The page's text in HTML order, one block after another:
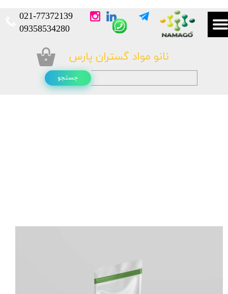
نانو مواد گستران پارس
021-77372139​​​​​​​
​​​​​​​09358534280
جستجو
۰